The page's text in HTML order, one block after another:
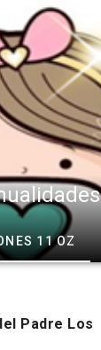
11 OZ
Padre Los